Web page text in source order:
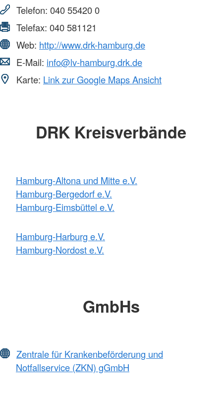
Telefon: 040 55420 0
Telefax: 040 581121
Web: http://www.drk-hamburg.de
E-Mail: info@lv-hamburg.drk.de
Karte: Link zur Google Maps Ansicht
DRK Kreisverbände
Hamburg-Altona und Mitte e.V.
Hamburg-Bergedorf e.V.
Hamburg-Eimsbüttel e.V.
Hamburg-Harburg e.V.
Hamburg-Nordost e.V.
GmbHs
Zentrale für Krankenbeförderung und
Notfallservice (ZKN) gGmbH